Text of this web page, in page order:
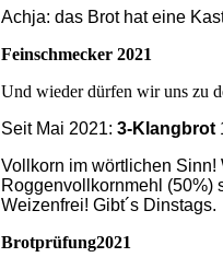
Achja: das Brot hat eine
Feinschmecker 2021
Und wieder dürfen wir uns zu
Seit Mai 2021: 3-Klangbrot
Vollkorn im wörtlichen Sinn!
Roggenvollkornmehl (50%)
Weizenfrei! Gibt´s Dinstags.
Brotprüfung2021